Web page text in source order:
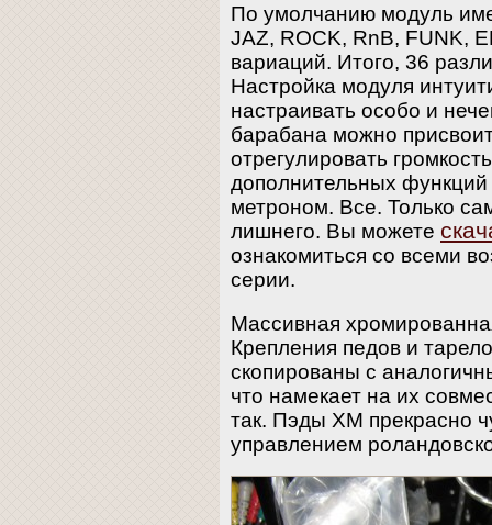
По умолчанию модуль
JAZ, ROCK, RnB, FUNK,
вариаций. Итого, 36
Настройка модуля
настраивать особо и
барабана можно
отрегулировать
дополнительных функций
метроном. Все. Только
лишнего. Вы можете
ознакомиться со всеми
серии.
Массивная
Крепления педов и
скопированы с
что намекает на их
так. Пэды XM прекрасно
управлением